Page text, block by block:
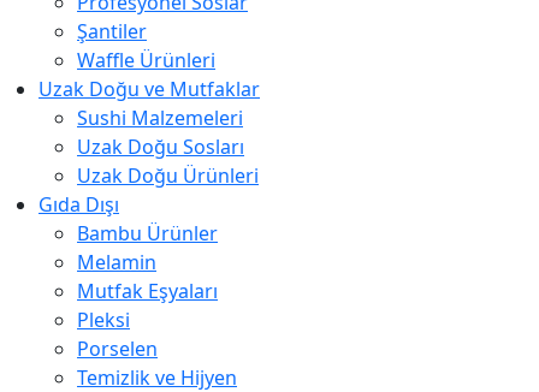
Şantiler
Waffle Ürünleri
Uzak Doğu ve Mutfaklar
Sushi Malzemeleri
Uzak Doğu Sosları
Uzak Doğu Ürünleri
Gıda Dışı
Bambu Ürünler
Melamin
Mutfak Eşyaları
Pleksi
Porselen
Temizlik ve Hijyen